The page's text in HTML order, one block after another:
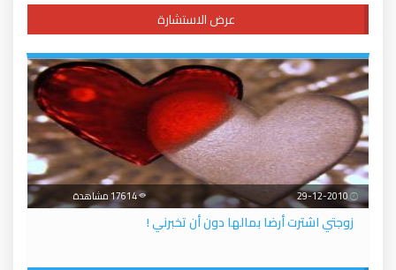
عرض الاستشارة
17614 مشاهدة
زوجتي اشترت أرضا بمالها دون أن تخبرني !